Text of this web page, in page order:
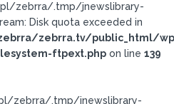
zebrra/.tmp/jnewslibrary-
Disk quota exceeded in
zebrra.tv/public_html/
ftpext.php on line 139
zebrra/.tmp/jnewslibrary-